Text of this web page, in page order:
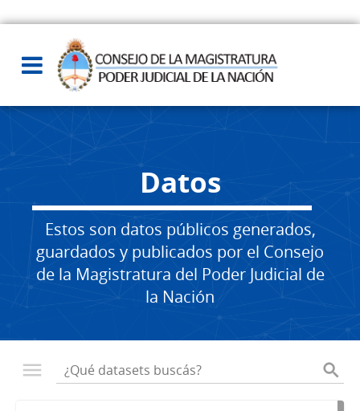
Datos
Estos son datos públicos generados,
guardados y publicados por el Consejo
de la Magistratura del Poder Judicial de
la Nación